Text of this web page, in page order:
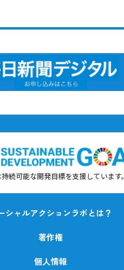
続可能な開発目標を支援しています。
シャルアクションラボとは？
著作権
個人情報